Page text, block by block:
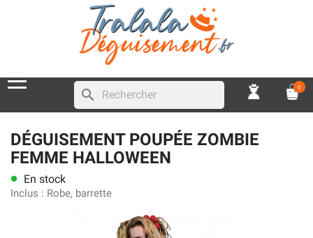
search 0
DÉGUISEMENT POUPÉE ZOMBIE
FEMME HALLOWEEN
lens En stock
Inclus : Robe, barrette